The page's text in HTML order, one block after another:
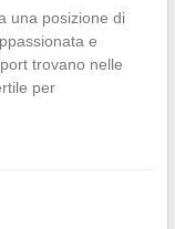
una posizione di
e
trovano nelle
per